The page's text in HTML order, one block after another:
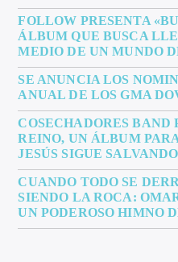
FOLLOW PRESENTA
ÁLBUM QUE BUSCA
MEDIO DE UN MUNDO
SE ANUNCIA LOS
ANUAL DE LOS GMA
COSECHADORES BAND
REINO, UN ÁLBUM
JESÚS SIGUE SALVANDO
CUANDO TODO SE
SIENDO LA ROCA:
UN PODEROSO HIMNO